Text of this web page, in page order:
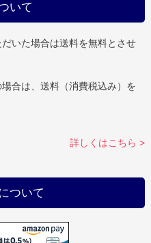
いて
いた場合は送料を無料とさせ
合は、送料（消費税込み）を
詳しくはこちら >
ついて